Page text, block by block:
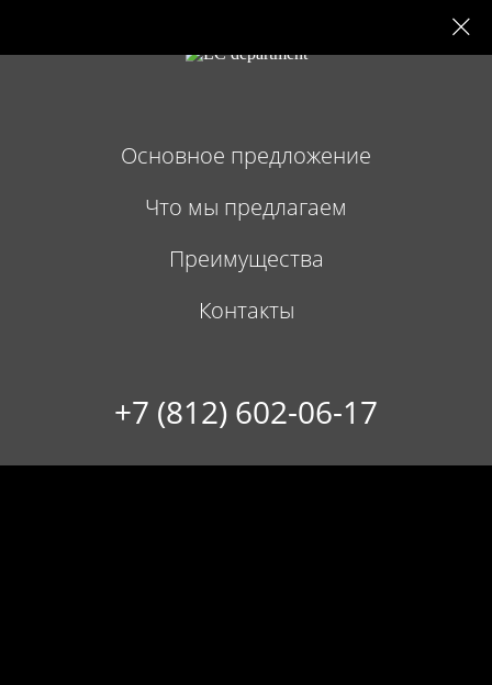
Основное предложение
Что мы предлагаем
Преимущества
Контакты
+7 (812) 602-06-17